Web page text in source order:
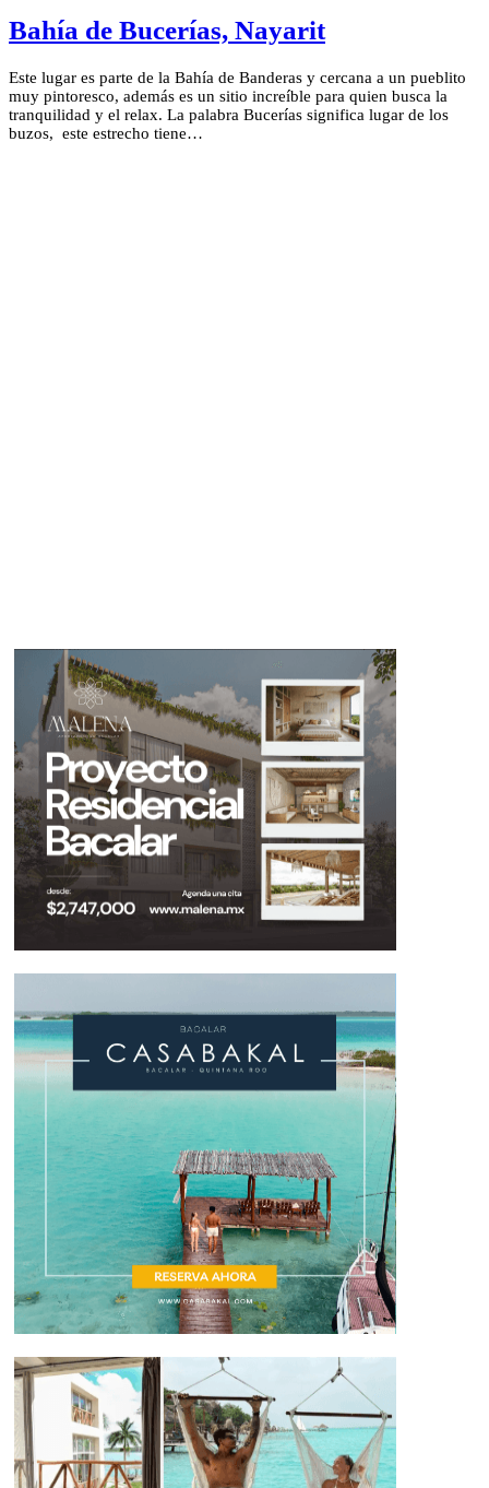
Bahía de Bucerías, Nayarit
Este lugar es parte de la Bahía de Banderas y cercana a un pueblito
muy pintoresco, además es un sitio increíble para quien busca la
tranquilidad y el relax. La palabra Bucerías significa lugar de los
buzos, este estrecho tiene…